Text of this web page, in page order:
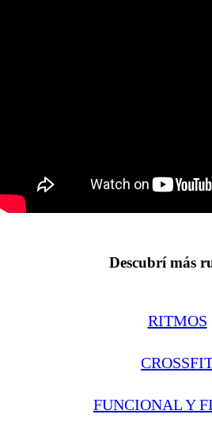
Descubrí más
RITMOS
FUNCIONAL Y